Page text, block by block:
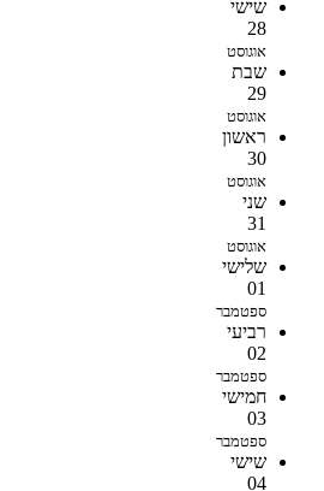
שישי
28
אוגוסט
שבת
29
אוגוסט
ראשון
30
אוגוסט
שני
31
אוגוסט
שלישי
01
ספטמבר
רביעי
02
ספטמבר
חמישי
03
ספטמבר
שישי
04